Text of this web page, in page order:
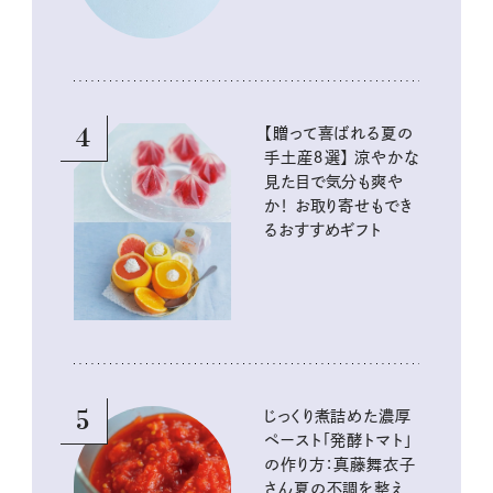
4
【贈って喜ばれる夏の
手土産８選】 涼やかな
見た目で気分も爽や
か！ お取り寄せもでき
るおすすめギフト
5
じっくり煮詰めた濃厚
ペースト「発酵トマト」
の作り方：真藤舞衣子
さん夏の不調を整え